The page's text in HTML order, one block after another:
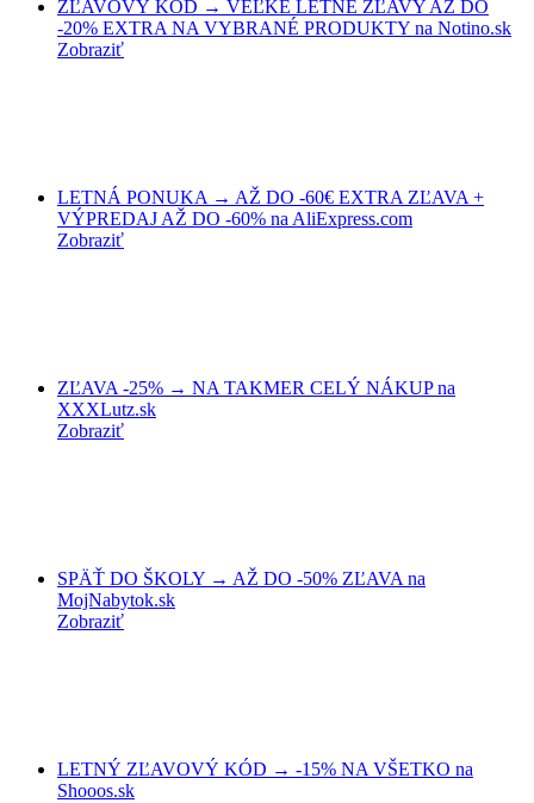
ZĽAVOVÝ KÓD → VEĽKÉ LETNÉ ZĽAVY AŽ DO
-20% EXTRA NA VYBRANÉ PRODUKTY na Notino.sk
Zobraziť
LETNÁ PONUKA → AŽ DO -60€ EXTRA ZĽAVA +
VÝPREDAJ AŽ DO -60% na AliExpress.com
Zobraziť
ZĽAVA -25% → NA TAKMER CELÝ NÁKUP na
XXXLutz.sk
Zobraziť
SPÄŤ DO ŠKOLY → AŽ DO -50% ZĽAVA na
MojNabytok.sk
Zobraziť
LETNÝ ZĽAVOVÝ KÓD → -15% NA VŠETKO na
Shooos.sk